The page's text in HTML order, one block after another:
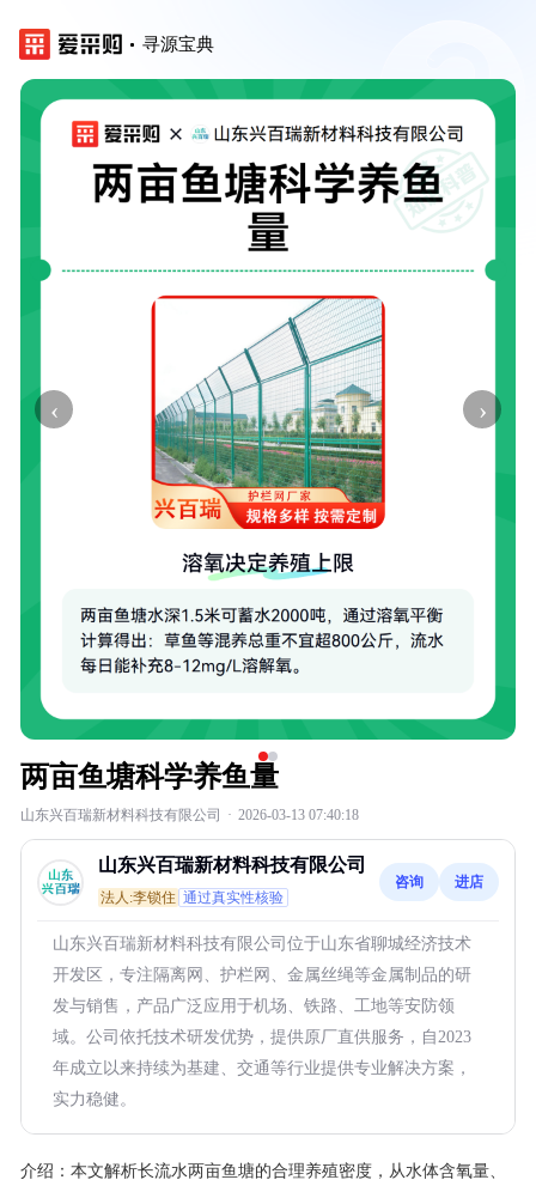
寻源宝典
‹ ›
两亩鱼塘科学养鱼量
山东兴百瑞新材料科技有限公司 · 2026-03-13 07:40:18
山东兴百瑞新材料科技有限公司
法人:李锁住 通过真实性核验
咨询 进店
山东兴百瑞新材料科技有限公司位于山东省聊城经济技术
开发区，专注隔离网、护栏网、金属丝绳等金属制品的研
发与销售，产品广泛应用于机场、铁路、工地等安防领
域。公司依托技术研发优势，提供原厂直供服务，自2023
年成立以来持续为基建、交通等行业提供专业解决方案，
实力稳健。
介绍： 本文解析长流水两亩鱼塘的合理养殖密度，从水体含氧量、